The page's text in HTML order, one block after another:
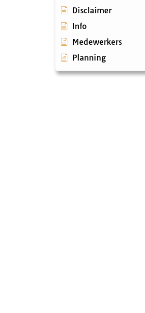
Disclaimer
Info
Medewerkers
Planning